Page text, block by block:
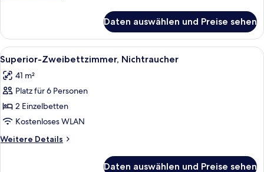
anzeigen
Zweibettzimmer,
2 Einzelbetten,
Nichtraucher,
Parkblick
(Balcony
Room)
Daten auswählen und Preise sehen
Alle
Fotos
für
Superior-
Zweibettzimmer,
Nichtraucher
anzeigen
Ein Hotelzimmer mit zwei Betten,
8
Superior-Zweibettzimmer, Nichtraucher
41 m²
Platz für 6 Personen
2 Einzelbetten
Kostenloses WLAN
Weitere Details
Weitere
Daten auswählen und Preise sehen